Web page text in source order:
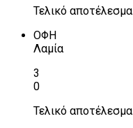
Τελικό αποτέλεσμα
ΟΦΗ
Λαμία
3
0
Τελικό αποτέλεσμα